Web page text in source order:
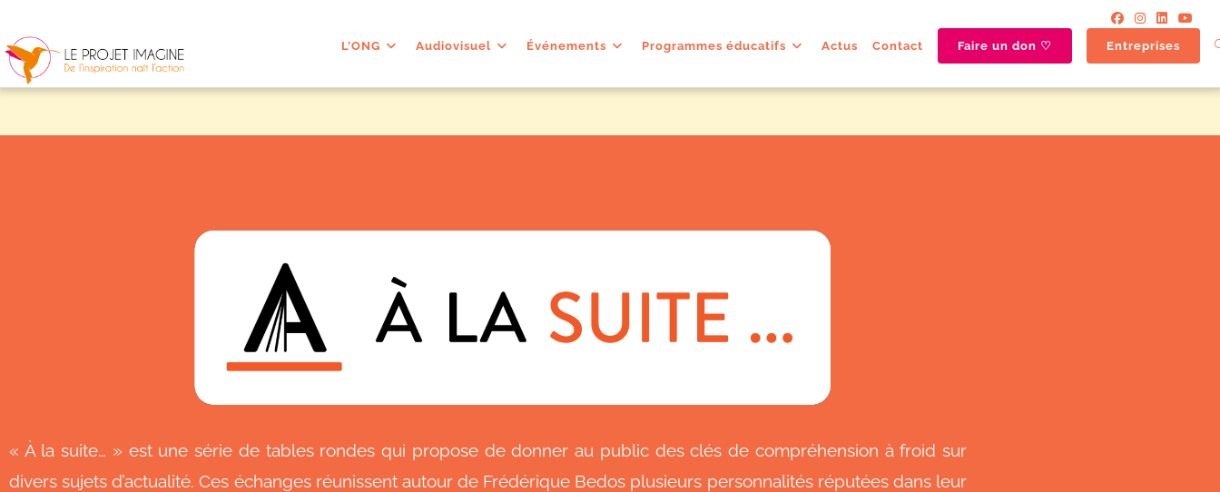
L’ONG Audiovisuel Événements Programmes éducatifs Actus Contact Faire un don ♡ Entreprises
« À la suite… » est une série de tables rondes qui propose de donner au public des clés de compréhension à froid sur
divers sujets d’actualité. Ces échanges réunissent autour de Frédérique Bedos plusieurs personnalités réputées dans leur